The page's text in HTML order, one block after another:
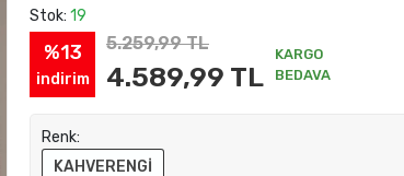
Stok: 19
%13
indirim
5.259,99 TL
4.589,99 TL
KARGO
BEDAVA
Renk:
KAHVERENGİ